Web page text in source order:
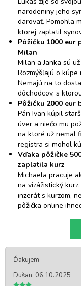
narodeniny jeho
darovať. Pomohla
ktorej zaplatil
Pôžičku 1000 eur
Milan
Milan a Janka sú
Rozmýšľajú o kúpe
Nemajú na to
dôchodcov, s
Pôžičku 2000 eur
Pán Ivan kúpil
úver a niečo mu
na ktoré už nemal
registra si mohol
Vďaka pôžičke
zaplatila kurz
Michaela pracuje
na vizážistický
inzerát s kurzom,
pôžička online
Ďakujem
Dušan, 06.10.2025